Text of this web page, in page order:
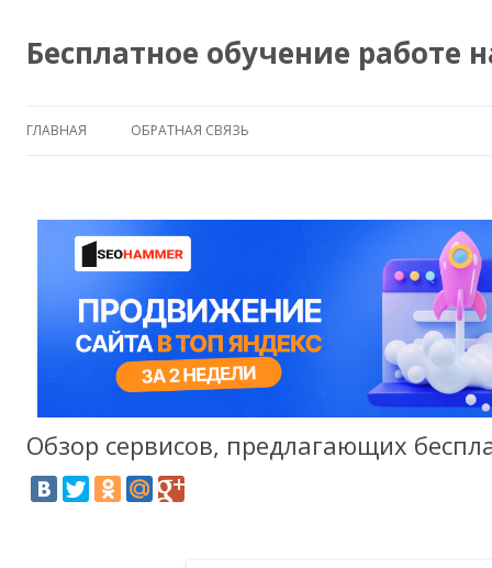
Бесплатное обучение работе
ГЛАВНАЯ ОБРАТНАЯ СВЯЗЬ
Обзор сервисов, предлагающих